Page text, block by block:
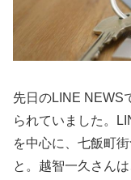
先日のLINE NEWS
られていました。
を中心に、七飯町
と。越智一久さん